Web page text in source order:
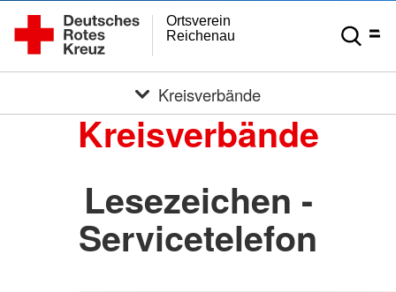
Reichenau
Ortsverein
Kreisverbände
Kreisverbände
Lesezeichen -
Servicetelefon